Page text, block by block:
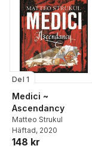
Del 1
Medici ~
Ascendancy
Matteo Strukul
Häftad, 2020
148 kr